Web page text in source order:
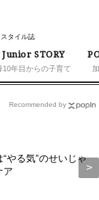
タイル誌
Junior STORY
10年目からの子育て
やる気”のせいじゃ
ア
Recommended by